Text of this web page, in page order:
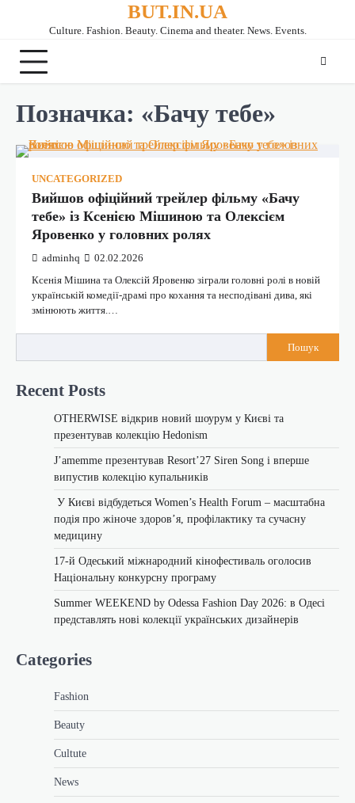
BUT.IN.UA
Culture. Fashion. Beauty. Cinema and theater. News. Events.
Позначка: «Бачу тебе»
UNCATEGORIZED
Вийшов офіційний трейлер фільму «Бачу
тебе» із Ксенією Мішиною та Олексієм
Яровенко у головних ролях
adminhq 02.02.2026
Ксенія Мішина та Олексій Яровенко зіграли головні ролі в новій
українській комедії-драмі про кохання та несподівані дива, які
змінюють життя.…
Пошук
Recent Posts
OTHERWISE відкрив новий шоурум у Києві та
презентував колекцію Hedonism
J’amemme презентував Resort’27 Siren Song і вперше
випустив колекцію купальників
У Києві відбудеться Women’s Health Forum – масштабна
подія про жіноче здоров’я, профілактику та сучасну
медицину
17-й Одеський міжнародний кінофестиваль оголосив
Національну конкурсну програму
Summer WEEKEND by Odessa Fashion Day 2026: в Одесі
представлять нові колекції українських дизайнерів
Categories
Fashion
Beauty
Cultute
News